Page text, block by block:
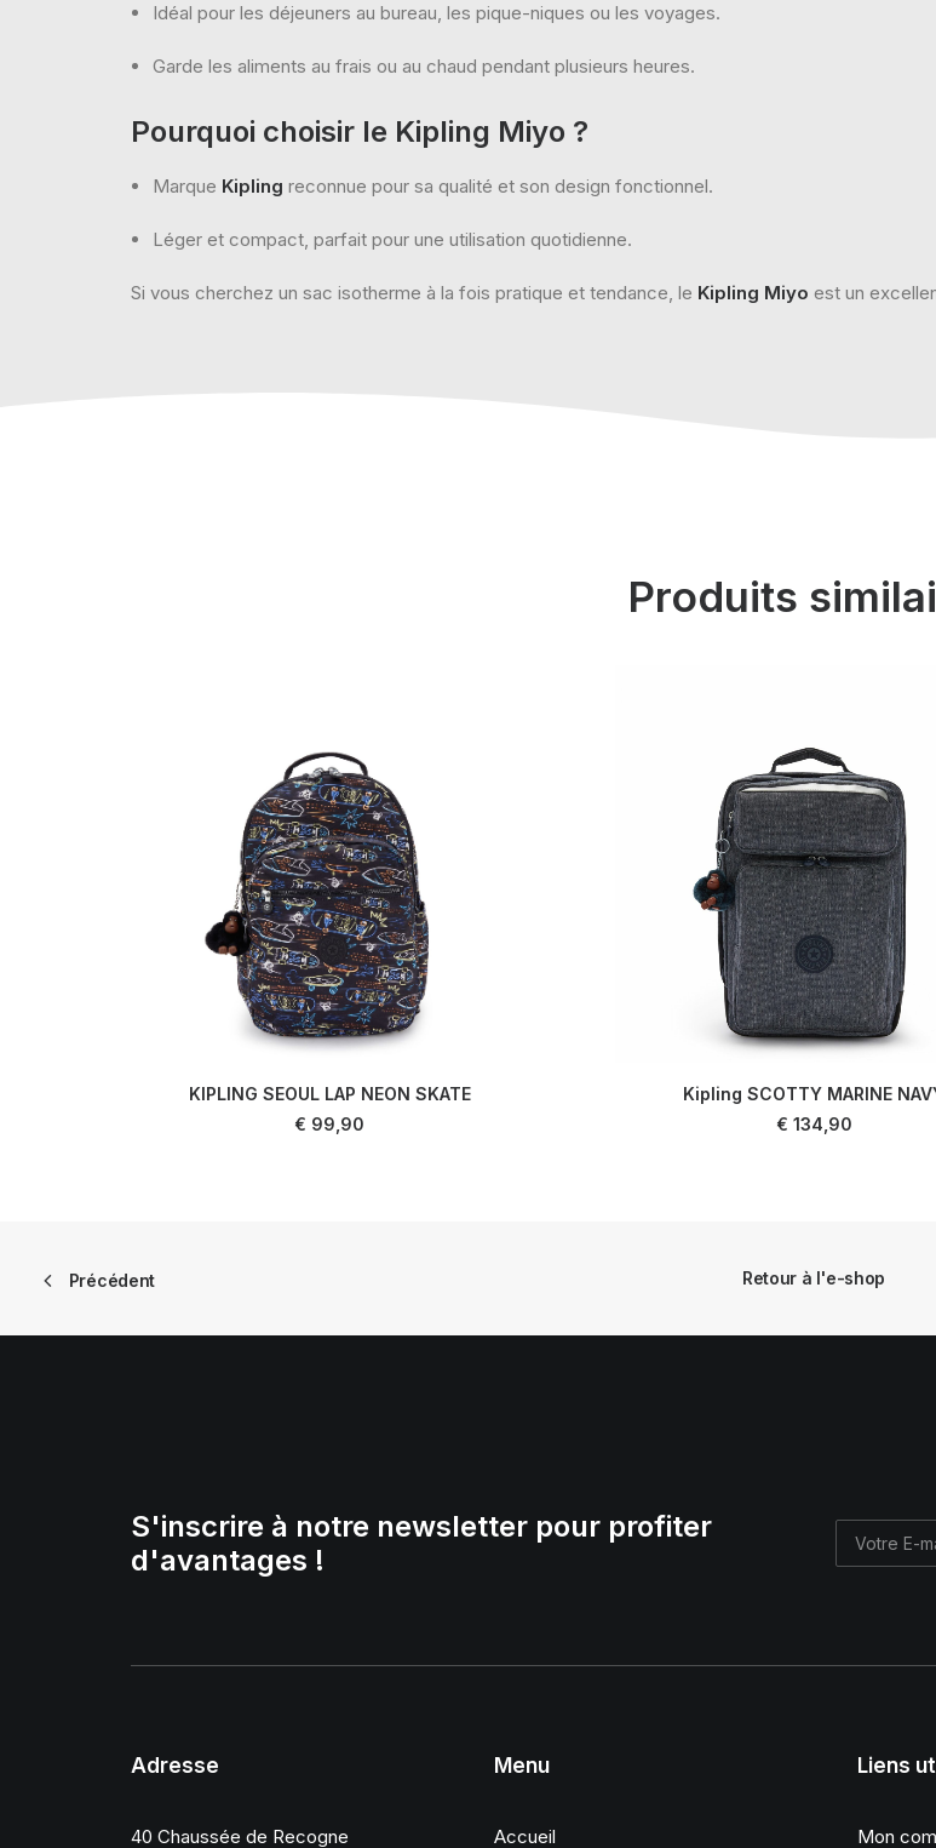
Idéal pour les déjeuners au bureau, les pique-niques ou les voyages.
Garde les aliments au frais ou au chaud pendant plusieurs heures.
Pourquoi choisir le Kipling Miyo ?
Marque Kipling reconnue pour sa qualité et son design fonctionnel.
Léger et compact, parfait pour une utilisation quotidienne.
Si vous cherchez un sac isotherme à la fois pratique et tendance, le Kipling Miyo est un
Produits
KIPLING SEOUL LAP NEON SKATE
€ 99,90
Kipling SCOTTY MARINE
€ 134,90
Précédent Retour à l'e-shop
S'inscrire à notre newsletter pour profiter
d'avantages !
Adresse
40 Chaussée de Recogne
Menu
Accueil
Liens
Mon